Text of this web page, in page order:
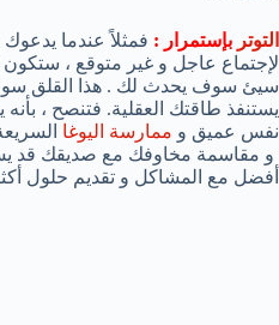
التوتر بإستمرار : فمثلاً عندما
لإجتماع عاجل و غير متوقع ، ستكون
سيئ سوف يحدث لك . هذا القلق
يستنفذ طاقتك العقلية. فتنصح ،
نفس عميق و ممارسة اليوغا
و مقاسمة مخاوفك مع صديقك قد
أفضل مع المشاكل و تقديم حلول